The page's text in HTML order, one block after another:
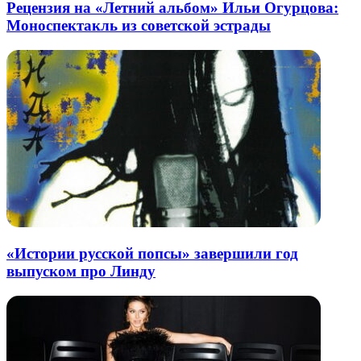
Рецензия на «Летний альбом» Ильи Огурцова:
Моноспектакль из советской эстрады
«Истории русской попсы» завершили год
выпуском про Линду